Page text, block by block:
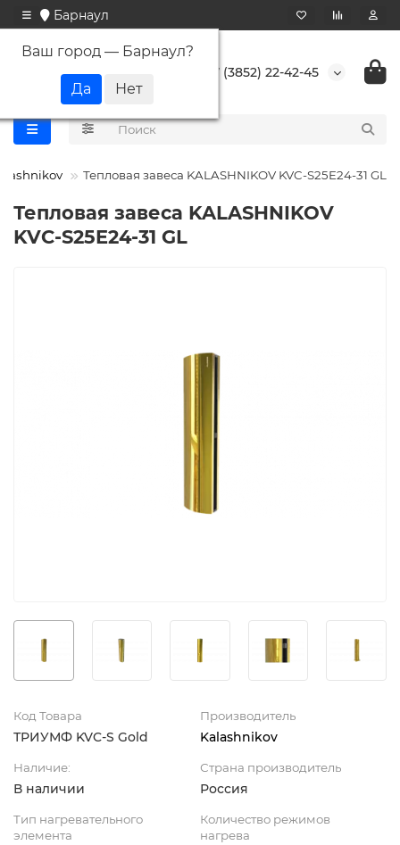
Барнаул
Ваш город — Барнаул?
+7 (3852) 22-42-45
Тепловая завеса KALASHNIKOV KVC-S25E24-31 GL
Тепловая завеса KALASHNIKOV
KVC-S25E24-31 GL
Код Товара
ТРИУМФ KVC-S Gold
Производитель
Kalashnikov
Наличие:
В наличии
Страна производитель
Россия
Тип нагревательного
элемента
Количество режимов
нагрева